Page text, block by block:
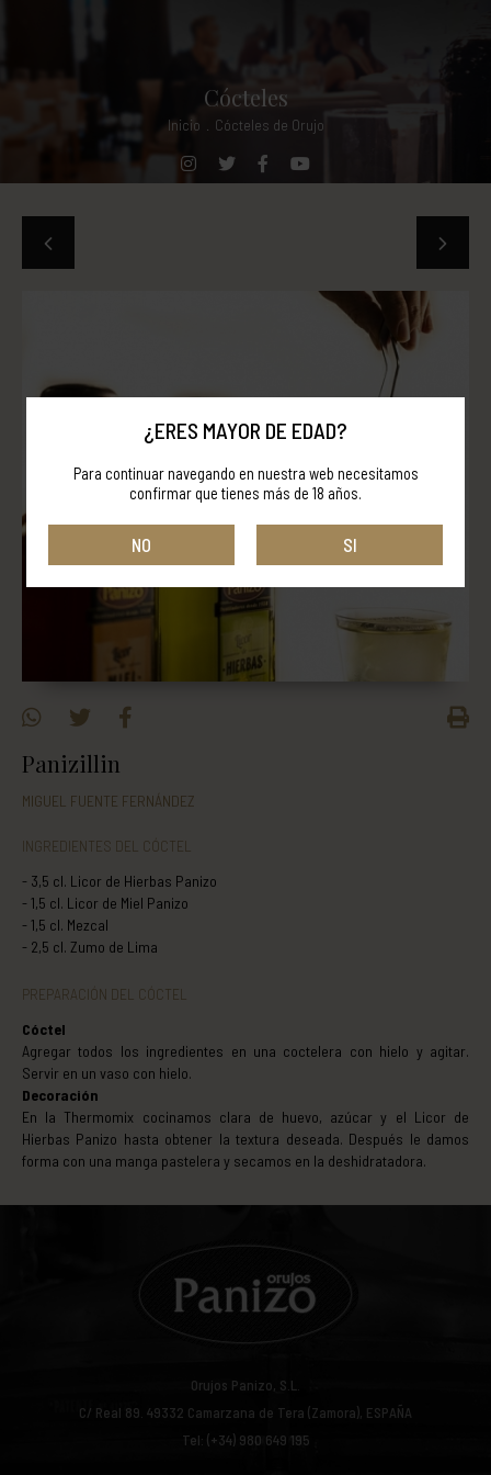
Cócteles
Inicio Cócteles de Orujo
Panizillin
MIGUEL FUENTE FERNÁNDEZ
INGREDIENTES DEL CÓCTEL
3,5 cl. Licor de Hierbas Panizo
1,5 cl. Licor de Miel Panizo
1,5 cl. Mezcal
2,5 cl. Zumo de Lima
PREPARACIÓN DEL CÓCTEL
Cóctel
Agregar todos los ingredientes en una coctelera con hielo y agitar.
Servir en un vaso con hielo.
Decoración
En la Thermomix cocinamos clara de huevo, azúcar y el Licor de
Hierbas Panizo hasta obtener la textura deseada. Después le damos
forma con una manga pastelera y secamos en la deshidratadora.
Orujos Panizo, S.L.
C/ Real 89. 49332 Camarzana de Tera (Zamora), ESPAÑA
Tel: (+34) 980 649 195
¿ERES MAYOR DE EDAD?
Para continuar navegando en nuestra web necesitamos
confirmar que tienes más de 18 años.
NO SI